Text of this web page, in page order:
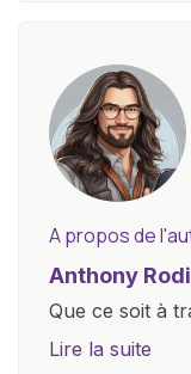
A propos de
Anthony
Que ce soit à
des guides
Lire la suite